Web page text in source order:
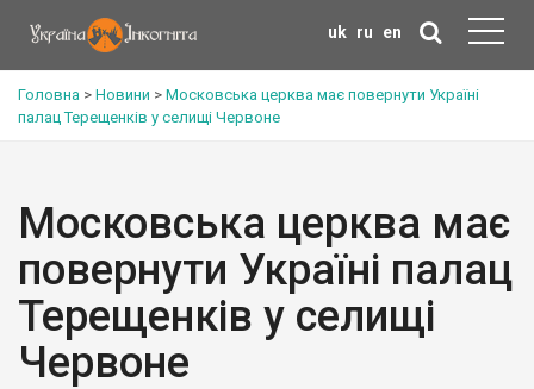
uk ru en
Головна > Новини > Московська церква має повернути Україні
палац Терещенків у селищі Червоне
Московська церква має
повернути Україні палац
Терещенків у селищі
Червоне